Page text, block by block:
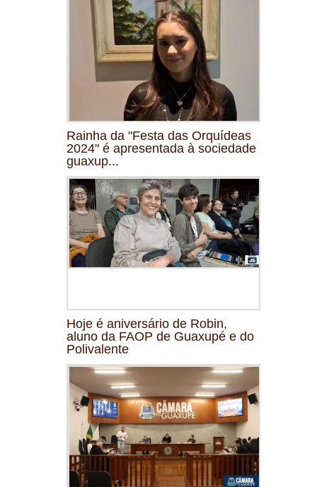
Rainha da "Festa das Orquídeas
2024" é apresentada à sociedade
guaxup...
Hoje é aniversário de Robin,
aluno da FAOP de Guaxupé e do
Polivalente